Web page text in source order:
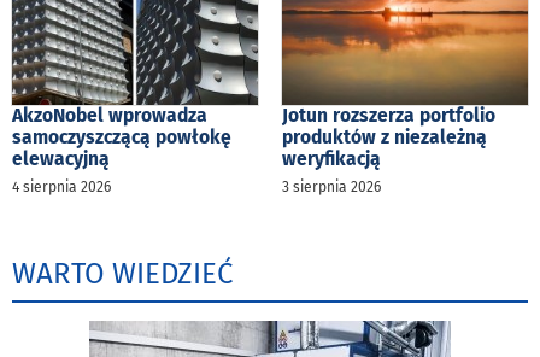
AkzoNobel wprowadza
samoczyszczącą powłokę
elewacyjną
4 sierpnia 2026
Jotun rozszerza portfolio
produktów z niezależną
weryfikacją
3 sierpnia 2026
WARTO WIEDZIEĆ